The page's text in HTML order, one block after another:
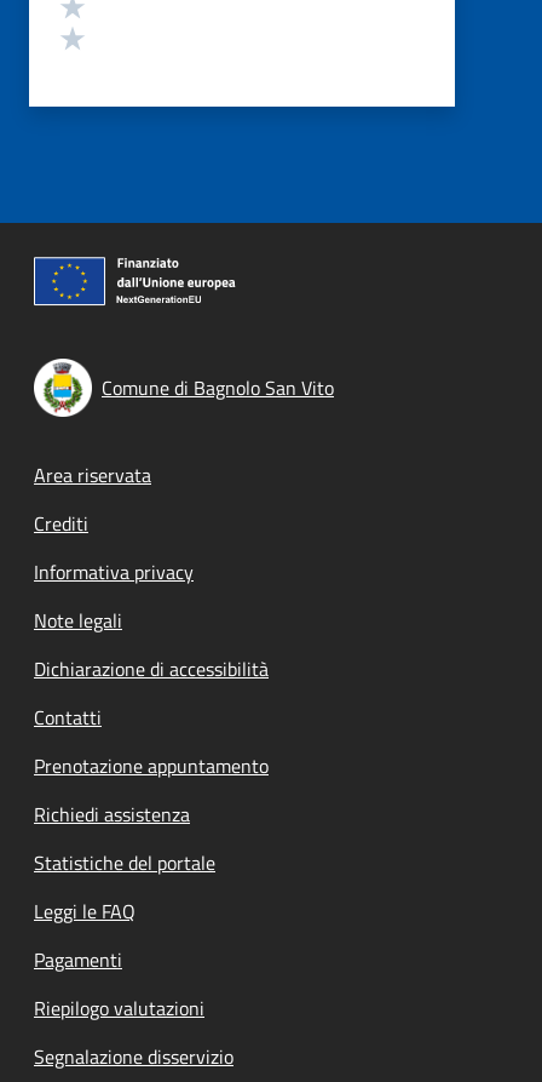
Comune di Bagnolo San Vito
Footer menu
Area riservata
Crediti
Informativa privacy
Note legali
Dichiarazione di accessibilità
Contatti
Prenotazione appuntamento
Richiedi assistenza
Statistiche del portale
Leggi le FAQ
Pagamenti
Riepilogo valutazioni
Segnalazione disservizio